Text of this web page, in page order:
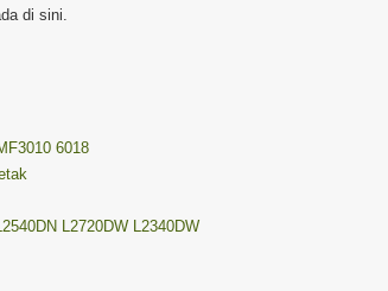
di sini.
6018
L2720DW L2340DW